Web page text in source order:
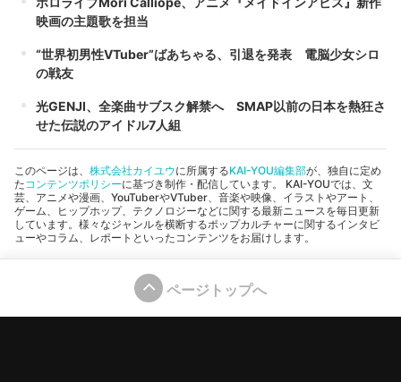
映画の主題歌を担当
“世界初男性VTuber”ばあちゃる、引退を発表 電脳少女シロ
の戦友
光GENJI、全楽曲サブスク解禁へ SMAP以前の日本を熱狂さ
せた伝説のアイドル7人組
このページは、 株式会社カイユウに所属するKAI-YOU編集部が、独自に定め
た コンテンツポリシーに基づき制作・配信しています。 KAI-YOUでは、文
芸、アニメや漫画、YouTuberやVTuber、音楽や映像、イラストやアート、
ゲーム、ヒップホップ、テクノロジーなどに関する最新ニュースを毎日更新
しています。様々なジャンルを横断するポップカルチャーに関するインタビ
ューやコラム、レポートといったコンテンツをお届けします。
ページトップへ